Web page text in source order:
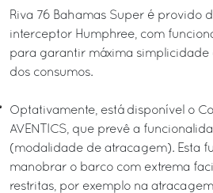
Riva 76 Bahamas Super é provido
interceptor Humphree, com
para garantir máxima simplicidade
dos consumos.
Optativamente, está disponível o
AVENTICS, que prevê a
(modalidade de atracagem). Esta
manobrar o barco com extrema
restritas, por exemplo na